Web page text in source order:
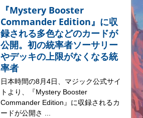
『Mystery Booster
Commander Edition』に収
録される多色などのカードが
公開。初の統率者ソーサリー
やデッキの上限がなくなる統
率者
日本時間の8月4日、マジック公式サイ
トより、『Mystery Booster
Commander Edition』に収録されるカ
ードが公開さ ...